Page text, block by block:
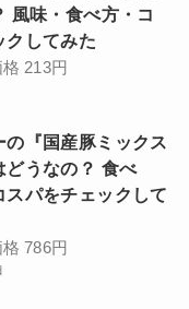
風味・食べ方・コ
クしてみた
213円
の『国産豚ミックス
どうなの？ 食べ
スパをチェックして
786円